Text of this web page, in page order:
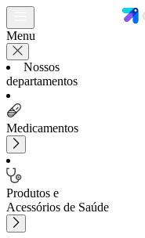
Menu
Nossos
departamentos
Medicamentos
Produtos e
Acessórios de Saúde